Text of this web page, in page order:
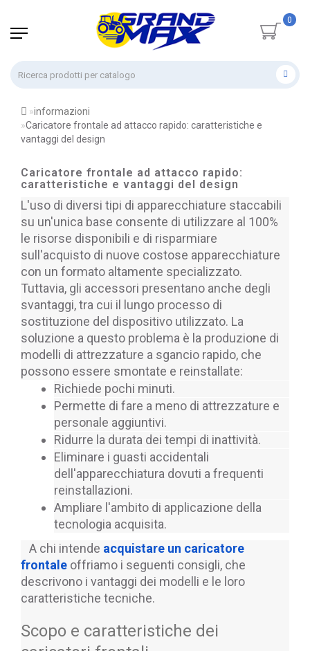
0
informazioni
Caricatore frontale ad attacco rapido: caratteristiche e
vantaggi del design
Caricatore frontale ad attacco rapido:
caratteristiche e vantaggi del design
L'uso di diversi tipi di apparecchiature staccabili
su un'unica base consente di utilizzare al 100%
le risorse disponibili e di risparmiare
sull'acquisto di nuove costose apparecchiature
con un formato altamente specializzato.
Tuttavia, gli accessori presentano anche degli
svantaggi, tra cui il lungo processo di
sostituzione del dispositivo utilizzato. La
soluzione a questo problema è la produzione di
modelli di attrezzature a sgancio rapido, che
possono essere smontate e reinstallate:
Richiede pochi minuti.
Permette di fare a meno di attrezzature e
personale aggiuntivi.
Ridurre la durata dei tempi di inattività.
Eliminare i guasti accidentali
dell'apparecchiatura dovuti a frequenti
reinstallazioni.
Ampliare l'ambito di applicazione della
tecnologia acquisita.
A chi intende acquistare un caricatore
frontale offriamo i seguenti consigli, che
descrivono i vantaggi dei modelli e le loro
caratteristiche tecniche.
Scopo e caratteristiche dei